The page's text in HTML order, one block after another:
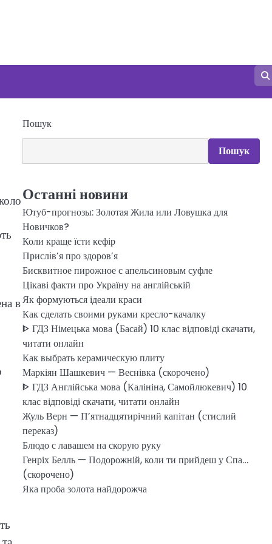
в
Пошук
Пошук
Останні новини
Ютуб-прогнозы: Золотая Жила или Ловушка для
Новичков?
Коли краще їсти кефір
Прислiв’я про здоров’я
Бисквитное пирожное с апельсиновым суфле
Цікаві факти про Україну на англійській
Як формуються ідеали краси
Как сделать своими руками кресло-качалку
ᐈ ГДЗ Німецька мова (Басай) 10 клас відповіді скачати,
читати онлайн
Как выбрать керамическую плиту
Маркіян Шашкевич — Веснівка (скорочено)
ᐈ ГДЗ Англійська мова (Калініна, Самойлюкевич) 10
клас відповіді скачати, читати онлайн
Жуль Верн — П’ятнадцятирічний капітан (стислий
переказ)
Блюдо с лавашем на скорую руку
Генріх Белль — Подорожній, коли ти прийдеш у Спа…
(скорочено)
Яка проба золота найдорожча